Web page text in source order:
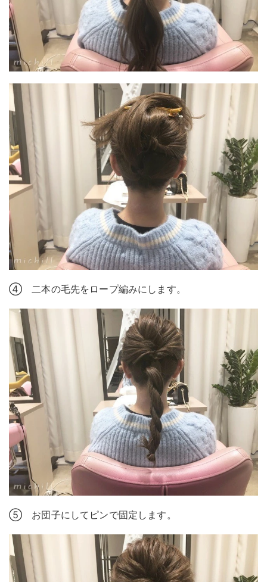
④ 二本の毛先をロープ編みにします。
⑤ お団子にしてピンで固定します。